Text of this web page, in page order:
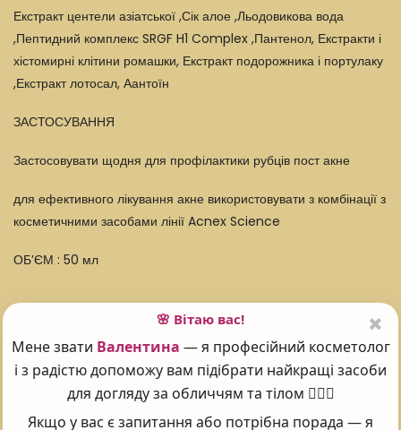
Екстракт центели азіатської ,Сік алое ,Льодовикова вода
,Пептидний комплекс SRGF H1 Complex ,Пантенол, Екстракти і
хістомирні клітини ромашки, Екстракт подорожника і портулаку
,Екстракт лотосал, Аантоїн
ЗАСТОСУВАННЯ
Застосовувати щодня для профілактики рубців пост акне
для ефективного лікування акне використовувати з комбінації з
косметичними засобами лінії Acnex Science
ОБ’ЄМ : 50 мл
Поставте оцінку 😍
Рейтинг: 5
🌸 Вітаю вас!
Мене звати Валентина — я професійний косметолог
і з радістю допоможу вам підібрати найкращі засоби
для догляду за обличчям та тілом 💆‍♀️✨
Якщо у вас є запитання або потрібна порада — я